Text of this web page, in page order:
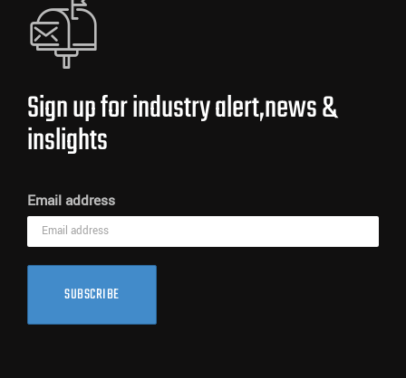
Sign up for industry alert,news &
inslights
Email address
SUBSCRIBE